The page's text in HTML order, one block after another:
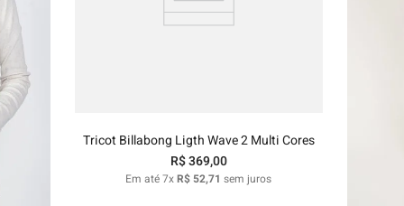
Tricot Billabong Ligth Wave 2 Multi Cores
R$369,00
Em até7xR$ 52,71 sem juros